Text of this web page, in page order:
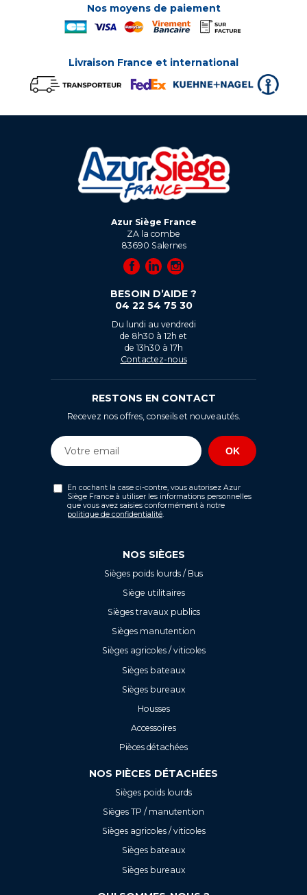
Nos moyens de paiement
Livraison France et international
Azur Siège France
ZA la combe
83690 Salernes
BESOIN D’AIDE ?
04 22 54 75 30
Du lundi au vendredi
de 8h30 à 12h et
de 13h30 à 17h
Contactez-nous
RESTONS EN CONTACT
Recevez nos offres, conseils et nouveautés.
En cochant la case ci-contre, vous autorisez Azur
Siège France à utiliser les informations personnelles
que vous avez saisies conformément à notre
politique de confidentialité.
NOS SIÈGES
Sièges poids lourds / Bus
Siège utilitaires
Sièges travaux publics
Sièges manutention
Sièges agricoles / viticoles
Sièges bateaux
Sièges bureaux
Housses
Accessoires
Pièces détachées
NOS PIÈCES DÉTACHÉES
Sièges poids lourds
Sièges TP / manutention
Sièges agricoles / viticoles
Sièges bateaux
Sièges bureaux